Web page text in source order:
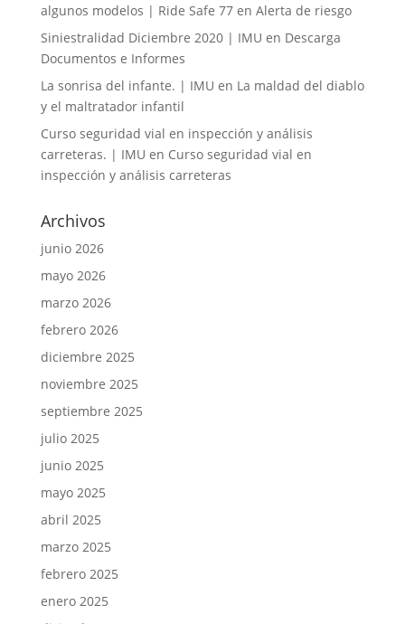
algunos modelos | Ride Safe 77en Alerta de riesgo
Siniestralidad Diciembre 2020 | IMU en Descarga
Documentos e Informes
La sonrisa del infante. | IMU en La maldad del diablo
y el maltratador infantil
Curso seguridad vial en inspección y análisis
carreteras. | IMU en Curso seguridad vial en
inspección y análisis carreteras
Archivos
junio 2026
mayo 2026
marzo 2026
febrero 2026
diciembre 2025
noviembre 2025
septiembre 2025
julio 2025
junio 2025
mayo 2025
abril 2025
marzo 2025
febrero 2025
enero 2025